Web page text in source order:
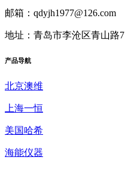
邮箱：qdyjh1977@126.com
地址：青岛市李沧区青山路
产品导航
北京澳维
上海一恒
美国哈希
海能仪器